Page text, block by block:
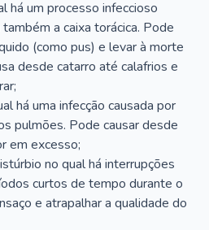
há um processo infeccioso
a caixa torácica. Pode
(como pus) e levar à morte
desde catarro até calafrios e
há uma infecção causada por
pulmões. Pode causar desde
em excesso;
no qual há interrupções
curtos de tempo durante o
e atrapalhar a qualidade do